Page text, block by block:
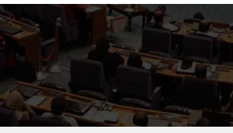
شروع گفتگو
@Armteam_admin_33
118 داخلی